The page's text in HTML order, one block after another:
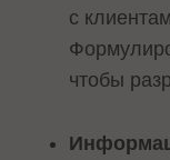
с
чтобы